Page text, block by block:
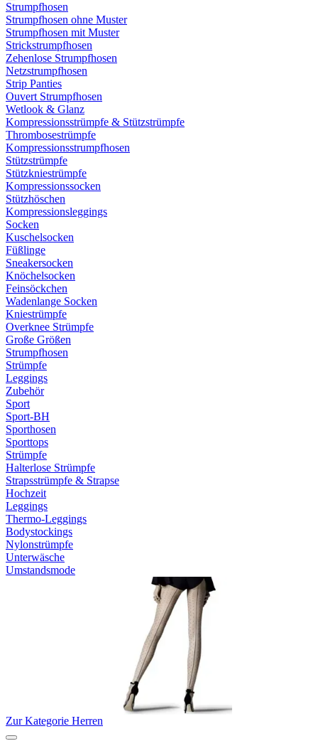
Strumpfhosen
Strumpfhosen ohne Muster
Strumpfhosen mit Muster
Strickstrumpfhosen
Zehenlose Strumpfhosen
Netzstrumpfhosen
Strip Panties
Ouvert Strumpfhosen
Wetlook & Glanz
Kompressionsstrümpfe & Stützstrümpfe
Thrombosestrümpfe
Kompressionsstrumpfhosen
Stützstrümpfe
Stützkniestrümpfe
Kompressionssocken
Stützhöschen
Kompressionsleggings
Socken
Kuschelsocken
Füßlinge
Sneakersocken
Knöchelsocken
Feinsöckchen
Wadenlange Socken
Kniestrümpfe
Overknee Strümpfe
Große Größen
Strumpfhosen
Strümpfe
Leggings
Zubehör
Sport
Sport-BH
Sporthosen
Sporttops
Strümpfe
Halterlose Strümpfe
Strapsstrümpfe & Strapse
Hochzeit
Leggings
Thermo-Leggings
Bodystockings
Nylonstrümpfe
Unterwäsche
Umstandsmode
Zur Kategorie Herren